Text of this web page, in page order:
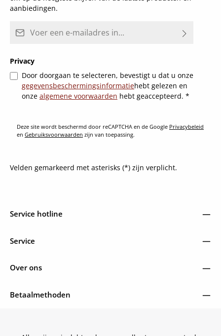
aanbiedingen.
Privacy
Door doorgaan te selecteren, bevestigt u dat u onze
gegevensbeschermingsinformatiehebt gelezen en
onze algemene voorwaarden hebt geaccepteerd. *
Deze site wordt beschermd door reCAPTCHA en de Google Privacybeleid
en Gebruiksvoorwaarden zijn van toepassing.
Velden gemarkeerd met asterisks (*) zijn verplicht.
Service hotline
Service
Over ons
Betaalmethoden